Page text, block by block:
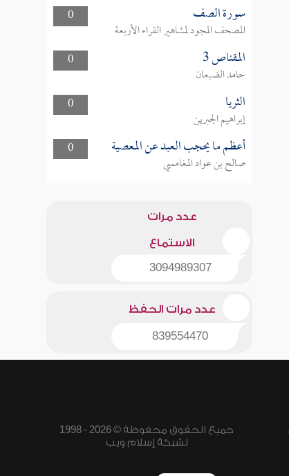
0
سورة الصف
المصحف المجود لمشاهير القراء الأربعة
0
المقناص 3
حامد الضبعان
0
الثريا
إبراهيم الجبرين
0
أعظم ما يحجب العبد عن المعصية
صالح بن عواد المغامسي
عدد مرات
الاستماع
3094989307
عدد مرات الحفظ
839554470
جميع الحقوق محفوظة © 2026 - 1998
لشبكة إسلام ويب